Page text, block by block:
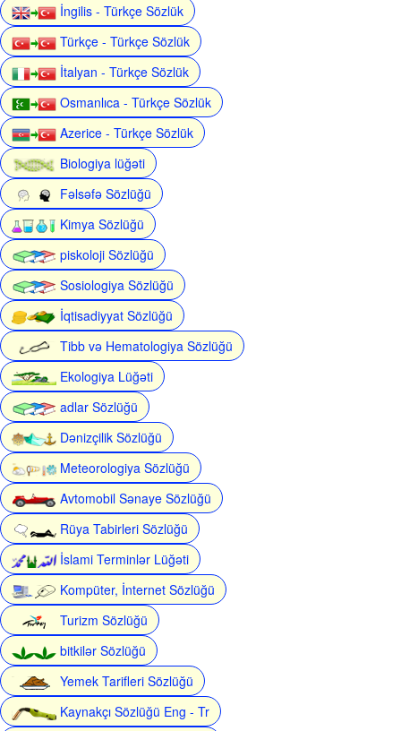
İngilis - Türkçe Sözlük
Türkçe - Türkçe Sözlük
İtalyan - Türkçe Sözlük
Osmanlıca - Türkçe Sözlük
Azerice - Türkçe Sözlük
Biologiya lüğəti
Fəlsəfə Sözlüğü
Kimya Sözlüğü
piskoloji Sözlüğü
Sosiologiya Sözlüğü
İqtisadiyyat Sözlüğü
Tibb və Hematologiya Sözlüğü
Ekologiya Lüğəti
adlar Sözlüğü
Dənizçilik Sözlüğü
Meteorologiya Sözlüğü
Avtomobil Sənaye Sözlüğü
Rüya Tabirleri Sözlüğü
İslami Terminlər Lüğəti
Kompüter, İnternet Sözlüğü
Turizm Sözlüğü
bitkilər Sözlüğü
Yemek Tarifleri Sözlüğü
Kaynakçı Sözlüğü Eng - Tr